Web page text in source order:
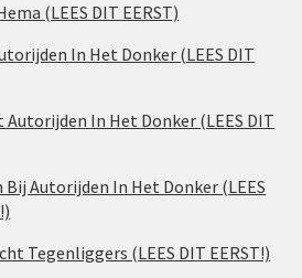
(LEES DIT EERST)
In Het Donker (LEES DIT
Autorijden In Het Donker (LEES DIT
Bij Autorijden In Het Donker (LEES
Tegenliggers (LEES DIT EERST!)